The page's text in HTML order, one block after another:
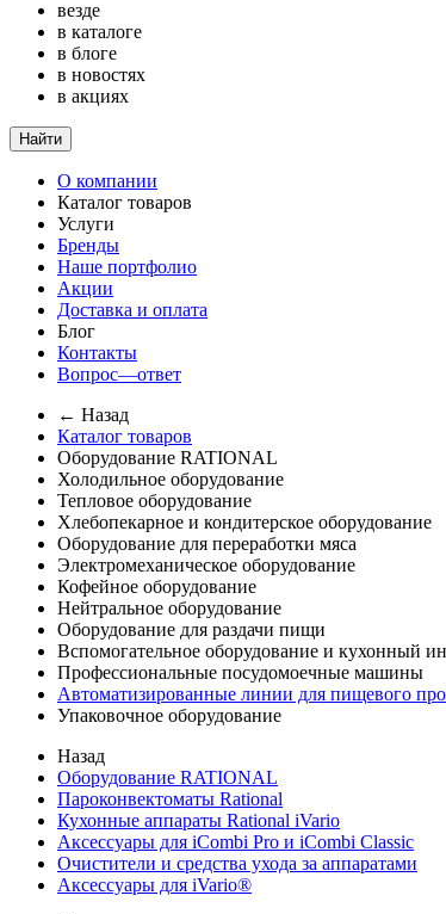
везде
в каталоге
в блоге
в новостях
в акциях
Найти
О компании
Каталог товаров
Услуги
Бренды
Наше портфолио
Акции
Доставка и оплата
Блог
Контакты
Вопрос—ответ
← Назад
Каталог товаров
Оборудование RATIONAL
Холодильное оборудование
Тепловое оборудование
Хлебопекарное и кондитерское оборудование
Оборудование для переработки мяса
Электромеханическое оборудование
Кофейное оборудование
Нейтральное оборудование
Оборудование для раздачи пищи
Вспомогательное оборудование и кухонный
Профессиональные посудомоечные машины
Автоматизированные линии для пищевого
Упаковочное оборудование
Назад
Оборудование RATIONAL
Пароконвектоматы Rational
Кухонные аппараты Rational iVario
Аксессуары для iCombi Pro и iCombi Classic
Очистители и средства ухода за аппаратами
Аксессуары для iVario®